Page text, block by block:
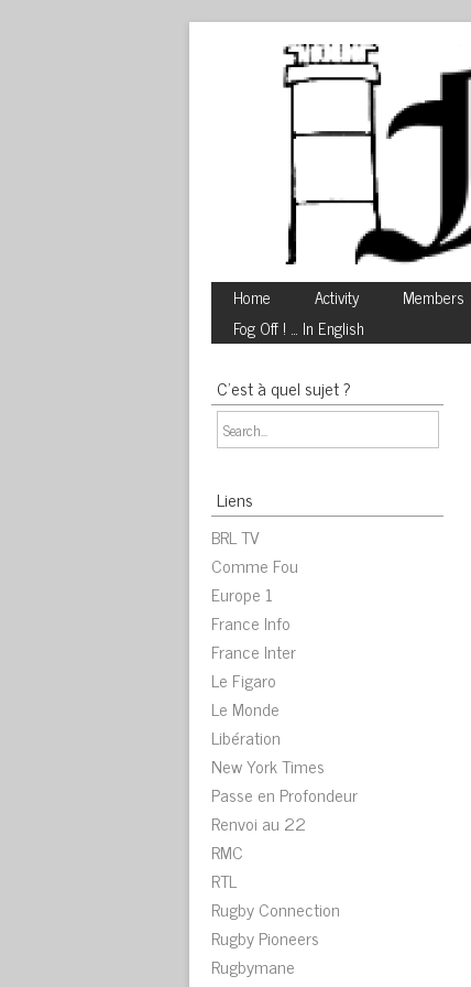
Home Activity Members
Fog Off ! … In English
C’est à quel sujet ?
Liens
BRL TV
Comme Fou
Europe 1
France Info
France Inter
Le Figaro
Le Monde
Libération
New York Times
Passe en Profondeur
Renvoi au 22
RMC
RTL
Rugby Connection
Rugby Pioneers
Rugbymane